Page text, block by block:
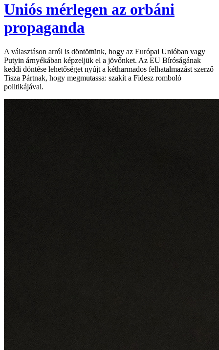
Uniós mérlegen az orbáni
propaganda
A választáson arról is döntöttünk, hogy az Európai Unióban vagy
Putyin árnyékában képzeljük el a jövőnket. Az EU Bíróságának
keddi döntése lehetőséget nyújt a kétharmados felhatalmazást szerző
Tisza Pártnak, hogy megmutassa: szakít a Fidesz romboló
politikájával.